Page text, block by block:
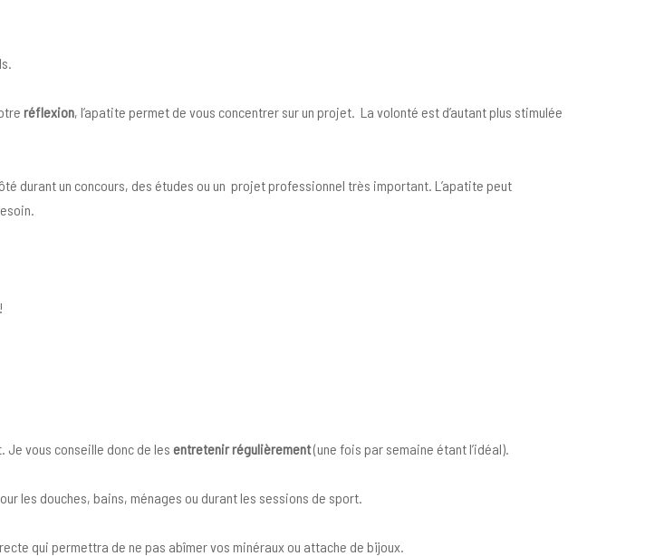
réflexion, l’apatite permet de vous concentrer sur un projet. La volonté est d’autant plus stimulée
durant un concours, des études ou un projet professionnel très important. L’apatite peut
vous conseille donc de les entretenir régulièrement(une fois par semaine étant l’idéal).
les douches, bains, ménages ou durant les sessions de sport.
qui permettra de ne pas abîmer vos minéraux ou attache de bijoux.